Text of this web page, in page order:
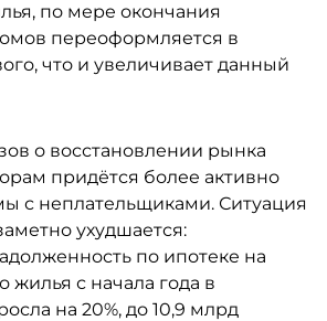
по мере окончания
переоформляется в
что и увеличивает данный
о восстановлении рынка
придётся более активно
с неплательщиками. Ситуация
ухудшается:
по ипотеке на
жилья с начала года в
на 20%, до 10,9 млрд